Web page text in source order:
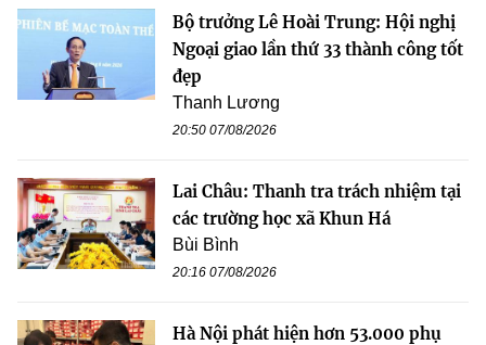
Bộ trưởng Lê Hoài Trung: Hội nghị
Ngoại giao lần thứ 33 thành công tốt
đẹp
Thanh Lương
20:50 07/08/2026
Lai Châu: Thanh tra trách nhiệm tại
các trường học xã Khun Há
Bùi Bình
20:16 07/08/2026
Hà Nội phát hiện hơn 53.000 phụ